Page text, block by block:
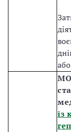
із